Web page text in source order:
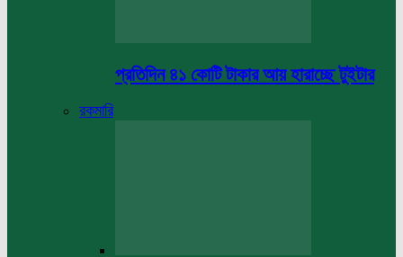
প্রতিদিন ৪১ কোটি টাকার আয় হারাচ্ছে টুইটার
রকমারি